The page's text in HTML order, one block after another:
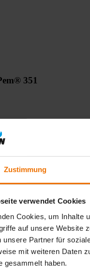
Zustimmung
verwendet Cookies
Cookies, um Inhalte
auf unsere Website
unsere Partner für
mit weiteren Daten
gesammelt haben.
351